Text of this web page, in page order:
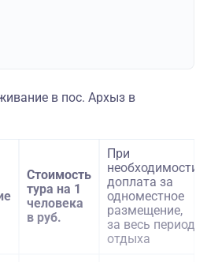
в пос. Архыз в
Стоимость
тура на 1
человека
в руб.
При
необходимости
доплата за
одноместное
размещение,
за весь период
отдыха